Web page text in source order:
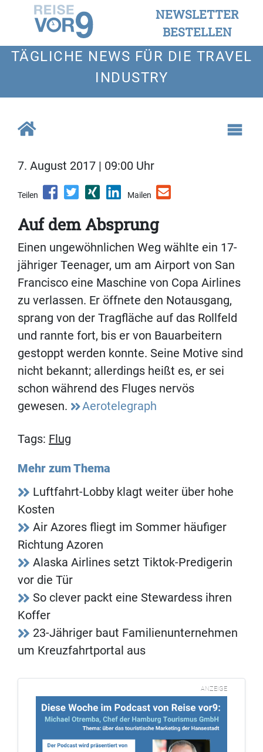
NEWSLETTER
BESTELLEN
TÄGLICHE NEWS FÜR DIE TRAVEL
INDUSTRY
7. August 2017 | 09:00 Uhr
Teilen Mailen
Auf dem Absprung
Einen ungewöhnlichen Weg wählte ein 17-
jähriger Teenager, um am Airport von San
Francisco eine Maschine von Copa Airlines
zu verlassen. Er öffnete den Notausgang,
sprang von der Tragfläche auf das Rollfeld
und rannte fort, bis er von Bauarbeitern
gestoppt werden konnte. Seine Motive sind
nicht bekannt; allerdings heißt es, er sei
schon während des Fluges nervös
gewesen.
Aerotelegraph
Tags: Flug
Mehr zum Thema
Luftfahrt-Lobby klagt weiter über hohe
Kosten
Air Azores fliegt im Sommer häufiger
Richtung Azoren
Alaska Airlines setzt Tiktok-Predigerin
vor die Tür
So clever packt eine Stewardess ihren
Koffer
23-Jähriger baut Familienunternehmen
um Kreuzfahrtportal aus
ANZEIGE